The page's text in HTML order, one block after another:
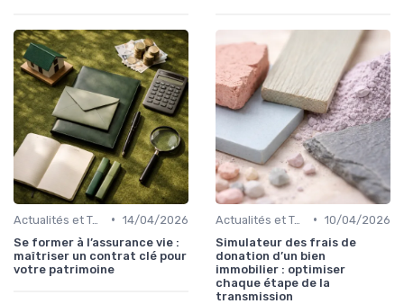
Actualités et Tendances Économiques • 14/04/2026
Se former à l’assurance vie :
maîtriser un contrat clé pour
votre patrimoine
Actualités et Tendances Économiques • 10/04/2026
Simulateur des frais de
donation d’un bien
immobilier : optimiser
chaque étape de la
transmission